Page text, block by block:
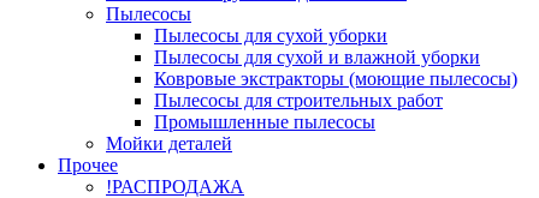
Пылесосы
Пылесосы для сухой уборки
Пылесосы для сухой и влажной уборки
Ковровые экстракторы (моющие пылесосы)
Пылесосы для строительных работ
Промышленные пылесосы
Мойки деталей
Прочее
!РАСПРОДАЖА